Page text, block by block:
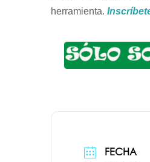
herramienta.
FECHA